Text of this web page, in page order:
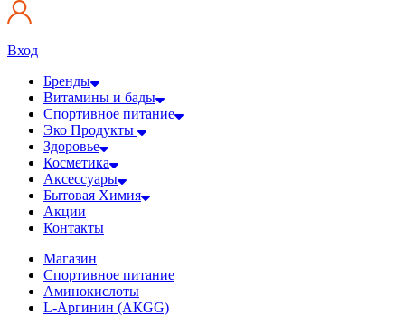
Вход
Бренды
Витамины и бады
Спортивное питание
Эко Продукты
Здоровье
Косметика
Аксессуары
Бытовая Химия
Акции
Контакты
Магазин
Спортивное питание
Аминокислоты
L-Аргинин (АКGG)